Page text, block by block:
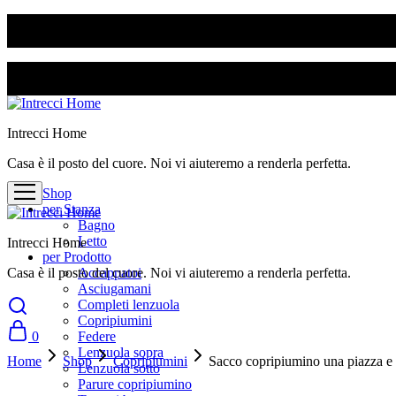
Intrecci Home
Casa è il posto del cuore. Noi vi aiuteremo a renderla perfetta.
Shop
per Stanza
Bagno
Letto
per Prodotto
Accappatoi
Asciugamani
Completi lenzuola
Copripiumini
Federe
Lenzuola sopra
Lenzuola sotto
Parure copripiumino
Intrecci Home
Casa è il posto del cuore. Noi vi aiuteremo a renderla perfetta.
0
Home
Shop Copripiumini Sacco copripiumino una piazza e